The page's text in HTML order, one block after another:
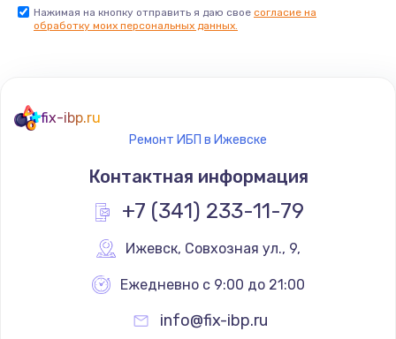
Нажимая на кнопку отправить я даю свое согласие на
обработку моих персональных данных.
fix-ibp.ru
Ремонт ИБП в Ижевске
Контактная информация
+7 (341) 233-11-79
Ижевск, Совхозная ул., 9,
Ежедневно с 9:00 до 21:00
info@fix-ibp.ru